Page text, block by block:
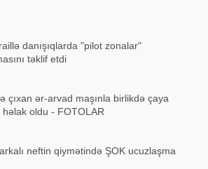
danışıqlarda "pilot zonalar"
təklif etdi
çıxan ər-arvad maşınla birlikdə çaya
oldu - FOTOLAR
neftin qiymətində ŞOK ucuzlaşma